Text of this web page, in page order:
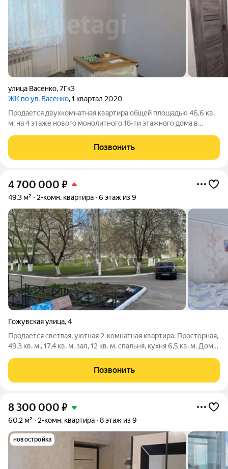
улица Васенко,7Гк3
ЖК по ул. Васенко, 1 квартал 2020
Продается двухкомнатная квартира общей площадью 46,6 кв.
м. на 4 этаже нового монолитного 18-ти этажного дома в
из однокомнатной квартиры в двухкомнатную за счет
гардеробной. Комнаты соединены
Позвонить
4 700 000 ₽
49,3 м² 2-комн. квартира 6 этаж из 9
Гожувская улица,4
Продается светлая, уютная 2-комнатная квартира. Просторная,
49,3 кв. м., 17,4 кв. м. зал, 12 кв. м. спальня, кухня 6,5 кв. м. Дом
постройки. Квартира находится на среднем этаже (6 этаж 9-
этажного
Позвонить
8 300 000 ₽
60,2 м² 2-комн. квартира 8 этаж из 9
новостройка